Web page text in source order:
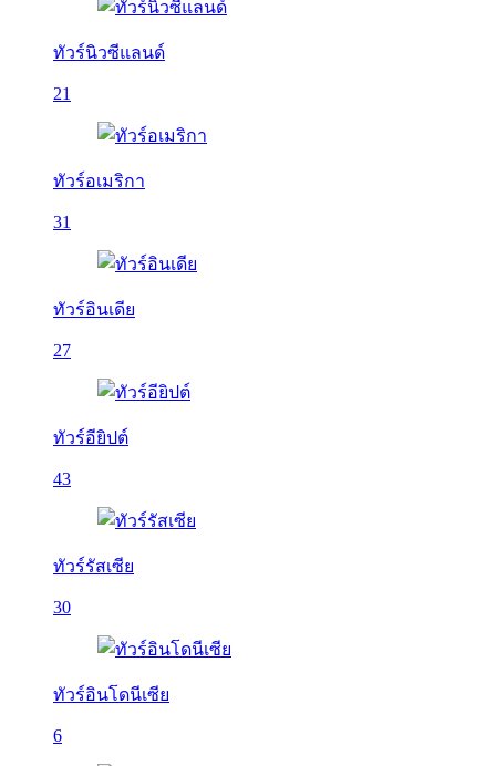
ทัวร์นิวซีแลนด์
21
ทัวร์อเมริกา
31
ทัวร์อินเดีย
27
ทัวร์อียิปต์
43
ทัวร์รัสเซีย
30
ทัวร์อินโดนีเซีย
6